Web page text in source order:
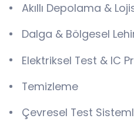
Akıllı Depolama &
Dalga & Bölgesel
Elektriksel Test & IC
Temizleme
Çevresel Test